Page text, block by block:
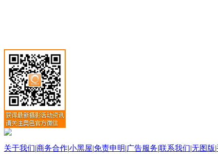
关于我们|商务合作|小黑屋|免责申明|广告服务|联系我们|无图版|